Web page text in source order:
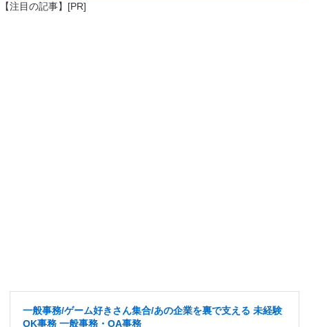
【注目の記事】[PR]
一般事務/ゲーム好きさん集合/あの企業を裏で支える 未経験
OK事務 一般事務・OA事務